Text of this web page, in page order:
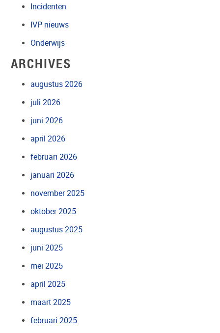
Incidenten
IVP nieuws
Onderwijs
ARCHIVES
augustus 2026
juli 2026
juni 2026
april 2026
februari 2026
januari 2026
november 2025
oktober 2025
augustus 2025
juni 2025
mei 2025
april 2025
maart 2025
februari 2025